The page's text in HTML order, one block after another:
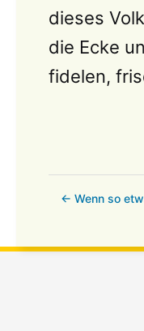
dieses
die Ecke
fidelen,
← Wenn so